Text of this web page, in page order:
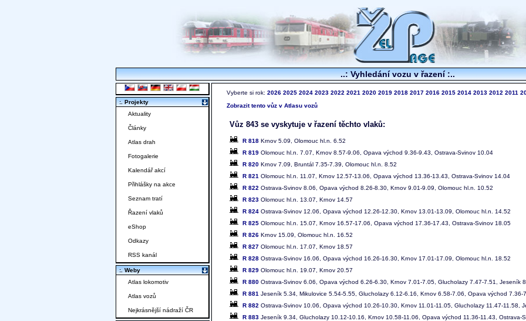
..: Vyhledání vozu v řazení :..
Vyberte si rok: 2026 2025 2024 2023 2022 2021 2020 2019 2018 2017 2016 2015 2014 2013 2012 2011
Zobrazit tento vůz v Atlasu vozů
Vůz 843 se vyskytuje v řazení těchto vlaků:
R 818 Krnov 5.09, Olomouc hl.n. 6.52
R 819 Olomouc hl.n. 7.07, Krnov 8.57-9.06, Opava východ 9.36-9.43, Ostrava-Svinov 10.04
R 820 Krnov 7.09, Bruntál 7.35-7.39, Olomouc hl.n. 8.52
R 821 Olomouc hl.n. 11.07, Krnov 12.57-13.06, Opava východ 13.36-13.43, Ostrava-Svinov 14.04
R 822 Ostrava-Svinov 8.06, Opava východ 8.26-8.30, Krnov 9.01-9.09, Olomouc hl.n. 10.52
R 823 Olomouc hl.n. 13.07, Krnov 14.57
R 824 Ostrava-Svinov 12.06, Opava východ 12.26-12.30, Krnov 13.01-13.09, Olomouc hl.n. 14.52
R 825 Olomouc hl.n. 15.07, Krnov 16.57-17.06, Opava východ 17.36-17.43, Ostrava-Svinov 18.05
R 826 Krnov 15.09, Olomouc hl.n. 16.52
R 827 Olomouc hl.n. 17.07, Krnov 18.57
R 828 Ostrava-Svinov 16.06, Opava východ 16.26-16.30, Krnov 17.01-17.09, Olomouc hl.n. 18.52
R 829 Olomouc hl.n. 19.07, Krnov 20.57
R 880 Ostrava-Svinov 6.06, Opava východ 6.26-6.30, Krnov 7.01-7.05, Glucholazy 7.47-7.51, Jeseník
R 881 Jeseník 5.34, Mikulovice 5.54-5.55, Glucholazy 6.12-6.16, Krnov 6.58-7.06, Opava východ 7.36-
R 882 Ostrava-Svinov 10.06, Opava východ 10.26-10.30, Krnov 11.01-11.05, Glucholazy 11.47-11.58,
R 883 Jeseník 9.34, Glucholazy 10.12-10.16, Krnov 10.58-11.06, Opava východ 11.36-11.43, Ostrava-
:. Projekty
Aktuality
Články
Atlas drah
Fotogalerie
Kalendář akcí
Přihlášky na akce
Seznam tratí
Řazení vlaků
eShop
Odkazy
RSS kanál
:. Weby
Atlas lokomotiv
Atlas vozů
Nejkrásnější nádraží ČR